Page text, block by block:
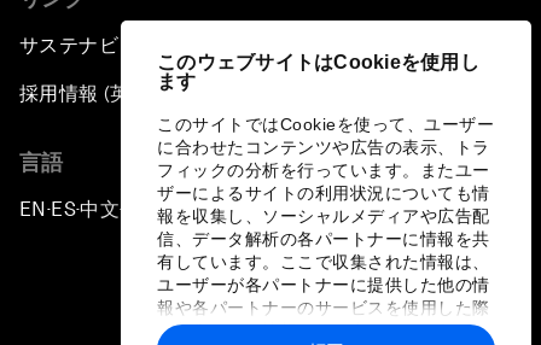
このウェブサイトはCookieを使用し
ます
このサイトではCookieを使って、ユーザー
に合わせたコンテンツや広告の表示、トラ
フィックの分析を行っています。またユー
ザーによるサイトの利用状況についても情
報を収集し、ソーシャルメディアや広告配
信、データ解析の各パートナーに情報を共
有しています。ここで収集された情報は、
ユーザーが各パートナーに提供した他の情
報や各パートナーのサービスを使用した際
に収集された情報と組み合わされ、各パー
サステナビリティへの取り組み
採用情報 (英語のみ)
言語
EN ▪ ES▪中文▪ 日本語